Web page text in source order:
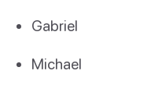
Gabriel
Michael